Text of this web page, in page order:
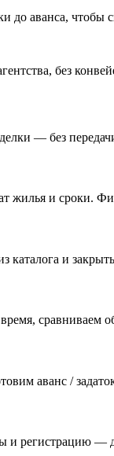
до аванса, чтобы
без
— без
жилья и сроки.
каталога и
сравниваем
аванс /
и регистрацию —